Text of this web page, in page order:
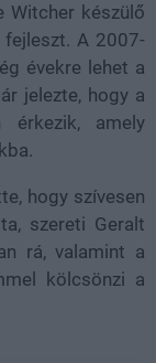
Witcher készülő
fejleszt. A 2007-
évekre lehet a
jelezte, hogy a
amely
hogy szívesen
szereti Geralt
rá, valamint a
kölcsönzi a